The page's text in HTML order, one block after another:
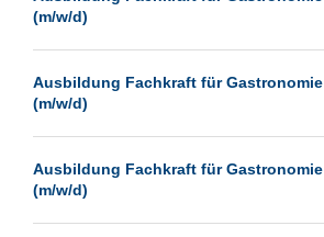
Kassel
Laatzen
(m/w/d)
Ausbildung Fachkraft für Gastronomie
(m/w/d)
Ausbildung Fachkraft für Gastronomie
(m/w/d)